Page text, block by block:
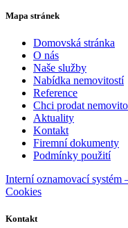
Mapa stránek
Domovská stránka
O nás
Naše služby
Nabídka nemovitostí
Reference
Chci prodat
Aktuality
Kontakt
Firemní dokumenty
Podmínky použití
Interní oznamovací systém
Cookies
Kontakt